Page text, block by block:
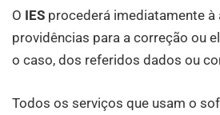
O IES procederá imediatamente à
providências para a correção ou
o caso, dos referidos dados ou
Todos os serviços que usam o